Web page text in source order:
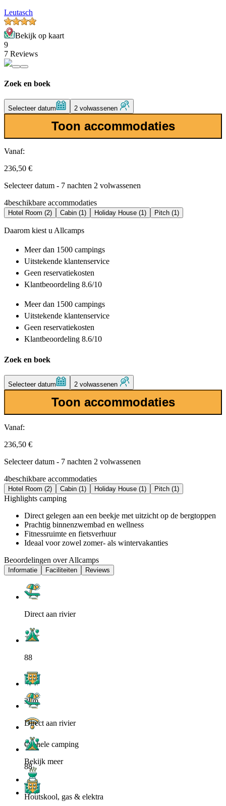
Leutasch
Bekijk op kaart
9
7 Reviews
Zoek en boek
Selecteer datum 2 volwassenen
Toon accommodaties
Vanaf:
236,50 €
Selecteer datum - 7 nachten 2 volwassenen
4beschikbare accommodaties
Hotel Room (2) Cabin (1) Holiday House (1) Pitch (1)
Daarom kiest u Allcamps
Meer dan 1500 campings
Uitstekende klantenservice
Geen reservatiekosten
Klantbeoordeling 8.6/10
Meer dan 1500 campings
Uitstekende klantenservice
Geen reservatiekosten
Klantbeoordeling 8.6/10
Zoek en boek
Selecteer datum 2 volwassenen
Toon accommodaties
Vanaf:
236,50 €
Selecteer datum - 7 nachten 2 volwassenen
4beschikbare accommodaties
Hotel Room (2) Cabin (1) Holiday House (1) Pitch (1)
Highlights camping
Direct gelegen aan een beekje met uitzicht op de bergtoppen
Prachtig binnenzwembad en wellness
Fitnessruimte en fietsverhuur
Ideaal voor zowel zomer- als wintervakanties
Beoordelingen over Allcamps
Informatie Faciliteiten Reviews
Direct aan rivier
88
3km
Op hele camping
Bekijk meer
Houtskool, gas & elektra
Direct aan rivier
88